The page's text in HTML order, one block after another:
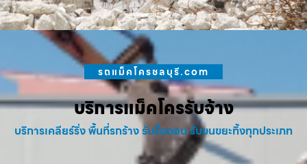
รถแม็คโครชลบุรี.com
บริการแม็คโครรับจ้าง
บริการเคลียร์ริ่ง พื้นที่รกร้าง รับรื้อถอน รับขนขยะทิ้งทุกประเภท